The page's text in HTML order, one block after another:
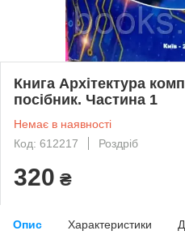
Книга Архітектура
посібник. Частина 1
Немає в наявності
Код: 612217
Роздріб
320 ₴
Опис Характеристики